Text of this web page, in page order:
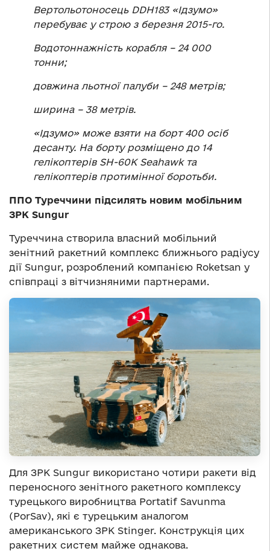
Вертольотоносець DDH183 «Ідзумо»
перебуває у строю з березня 2015-го.
Водотоннажність корабля – 24 000
тонни;
довжина льотної палуби – 248 метрів;
ширина – 38 метрів.
«Ідзумо» може взяти на борт400 осіб
десанту. На борту розміщенодо 14
гелікоптерів SH-60K Seahawk та
гелікоптерів протимінної боротьби.
ППО Туреччини підсилять новим мобільним
ЗРК Sungur
Туреччина створила власний мобільний
зенітний ракетний комплекс ближнього радіусу
дії Sungur, розроблений компанією Roketsan у
співпраці з вітчизняними партнерами.
Для ЗРК Sungur використано чотири ракети від
переносного зенітного ракетного комплексу
турецького виробництва Portatif Savunma
(PorSav), які є турецьким аналогом
американського ЗРК Stinger. Конструкція цих
ракетних систем майже однакова.